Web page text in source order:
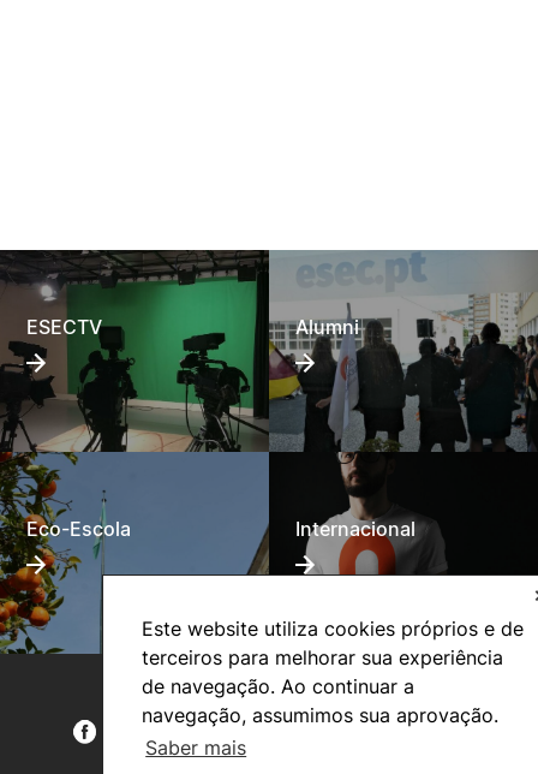
Este website utiliza cookies próprios e de
terceiros para melhorar sua experiência
de navegação. Ao continuar a
navegação, assumimos sua aprovação.
Saber mais
ESECTV Alumni
Eco-Escola Internacional